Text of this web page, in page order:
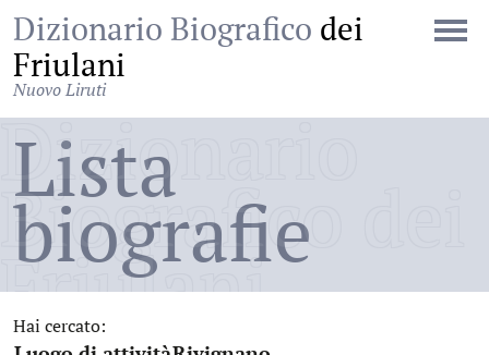
Dizionario Biografico dei
Friulani
Nuovo Liruti
Dizionario
Biografico dei
Friulani
Lista
biografie
Hai cercato: